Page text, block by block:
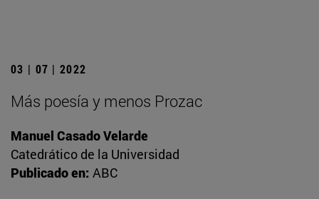
03 | 07 | 2022
Más poesía y menos Prozac
Manuel Casado Velarde
Catedrático de la Universidad
Publicado en: ABC